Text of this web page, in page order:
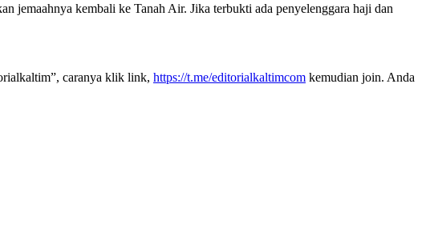
jemaahnya kembali ke Tanah Air. Jika terbukti ada penyelenggara haji dan
caranya klik link, https://t.me/editorialkaltimcom kemudian join. Anda